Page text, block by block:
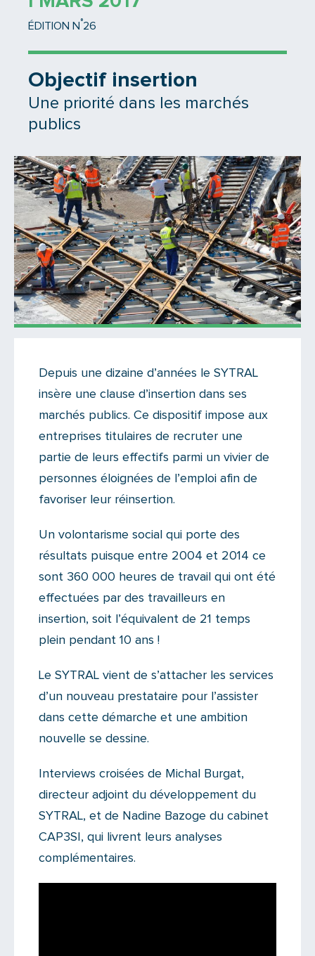
ÉDITION N °26
Objectif insertion
Une priorité dans les marchés
publics
Il n'y a aucun commentaire...
Ajoutez le vôtre
Depuis une dizaine d’années le SYTRAL
insère une clause d’insertion dans ses
marchés publics. Ce dispositif impose aux
entreprises titulaires de recruter une
partie de leurs effectifs parmi un vivier de
personnes éloignées de l’emploi afin de
favoriser leur réinsertion.
Un volontarisme social qui porte des
résultats puisque entre 2004 et 2014 ce
sont 360 000 heures de travail qui ont été
effectuées par des travailleurs en
insertion, soit l’équivalent de 21 temps
plein pendant 10 ans !
Le SYTRAL vient de s’attacher les services
d’un nouveau prestataire pour l’assister
dans cette démarche et une ambition
nouvelle se dessine.
Interviews croisées de Michal Burgat,
directeur adjoint du développement du
SYTRAL, et de Nadine Bazoge du cabinet
CAP3SI, qui livrent leurs analyses
complémentaires.